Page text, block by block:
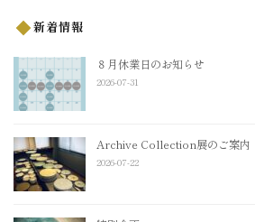
新着情報
８月休業日のお知らせ
2026-07-31
Archive Collection展のご案内
2026-07-22